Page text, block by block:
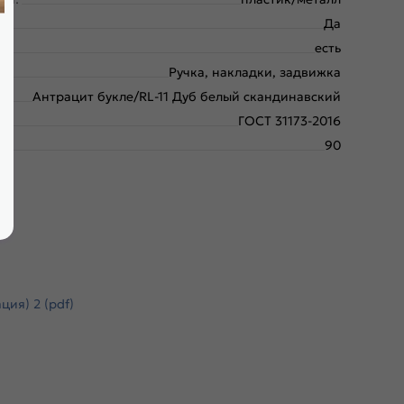
Да
есть
Ручка, накладки, задвижка
Антрацит букле/RL-11 Дуб белый скандинавский
ГОСТ 31173-2016
90
2 (pdf)